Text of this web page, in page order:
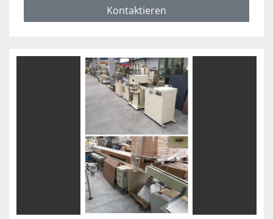
Kontaktieren